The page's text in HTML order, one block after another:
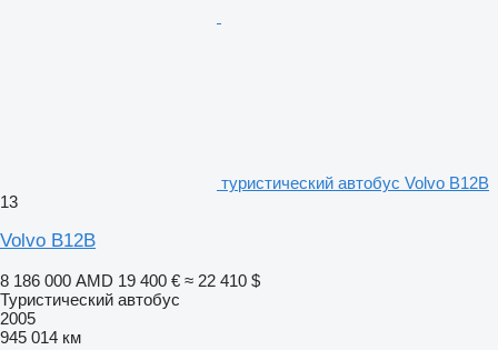
туристический автобус Volvo B12B
13
Volvo B12B
8 186 000 AMD 19 400 € ≈ 22 410 $
Туристический автобус
2005
945 014 км